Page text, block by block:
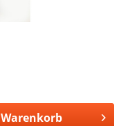
Warenkorb